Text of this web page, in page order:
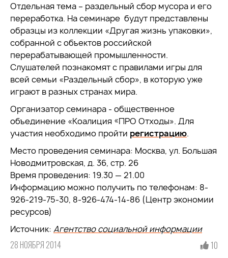
Отдельная тема – раздельный сбор мусора и его
переработка. На семинаре будут представлены
образцы из коллекции «Другая жизнь упаковки»,
собранной с объектов российской
перерабатывающей промышленности.
Слушателей познакомят с правилами игры для
всей семьи «Раздельный сбор», в которую уже
играют в разных странах мира.
Организатор семинара - общественное
объединение «Коалиция «ПРО Отходы». Для
участия необходимо пройти регистрацию.
Место проведения семинара: Москва, ул. Большая
Новодмитровская, д. 36, стр. 26
Время проведения: 19.30 — 21.00
Информацию можно получить по телефонам: 8-
926-219-75-30, 8-926-474-14-86 (Центр экономии
ресурсов)
Источник: Агентство социальной информации
28 НОЯБРЯ 2014 10